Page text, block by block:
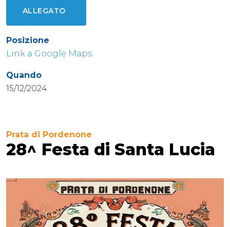
ALLEGATO
Posizione
Link a Google Maps
Quando
15/12/2024
Prata di Pordenone
28^ Festa di Santa Lucia